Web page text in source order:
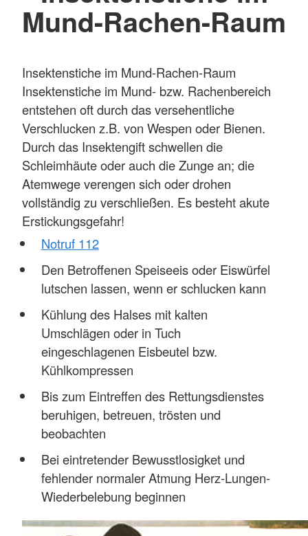
Mund-Rachen-Raum
Insektenstiche im Mund-Rachen-Raum
Insektenstiche im Mund- bzw. Rachenbereich
entstehen oft durch das versehentliche
Verschlucken z.B. von Wespen oder Bienen.
Durch das Insektengift schwellen die
Schleimhäute oder auch die Zunge an; die
Atemwege verengen sich oder drohen
vollständig zu verschließen. Es besteht akute
Erstickungsgefahr!
Notruf 112
Den Betroffenen Speiseeis oder Eiswürfel
lutschen lassen, wenn er schlucken kann
Kühlung des Halses mit kalten
Umschlägen oder in Tuch
eingeschlagenen Eisbeutel bzw.
Kühlkompressen
Bis zum Eintreffen des Rettungsdienstes
beruhigen, betreuen, trösten und
beobachten
Bei eintretender Bewusstlosigket und
fehlender normaler Atmung Herz-Lungen-
Wiederbelebung beginnen